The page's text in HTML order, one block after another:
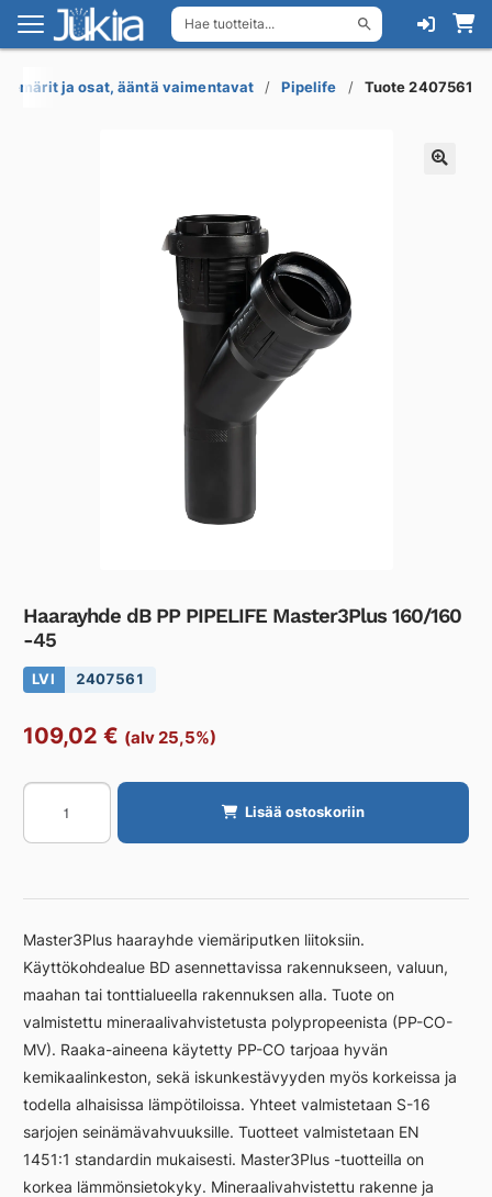
Hae tuotteita...
Siirry
navigointiin
Siirry
sisältöön
ja osat, ääntä vaimentavat Pipelife Tuote 2407561
Haarayhde dB PP PIPELIFE Master3Plus 160/160
-45
LVI 2407561
109,02 € (alv 25,5%)
Haarayhde
PP
Master3Plus
-45
määrä
Lisää ostoskoriin
Master3Plus haarayhde viemäriputken liitoksiin.
Käyttökohdealue BD asennettavissa rakennukseen, valuun,
maahan tai tonttialueella rakennuksen alla. Tuote on
valmistettu mineraalivahvistetusta polypropeenista (PP-CO-
MV). Raaka-aineena käytetty PP-CO tarjoaa hyvän
kemikaalinkeston, sekä iskunkestävyyden myös korkeissa ja
todella alhaisissa lämpötiloissa. Yhteet valmistetaan S-16
sarjojen seinämävahvuuksille. Tuotteet valmistetaan EN
1451:1 standardin mukaisesti. Master3Plus -tuotteilla on
korkea lämmönsietokyky. Mineraalivahvistettu rakenne ja